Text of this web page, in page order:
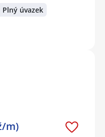
Plný úvazek
m)